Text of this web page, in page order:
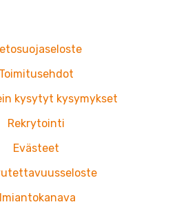
o
k
g
a
Toimitusehdot
kysytyt kysymykset
Rekrytointi
Evästeet